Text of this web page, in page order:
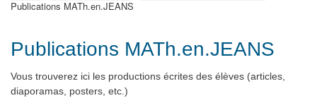
Fil
Publications MATh.en.JEANS
Publications MATh.en.JEANS
Vous trouverez ici les productions écrites des élèves (articles,
diaporamas, posters, etc.)